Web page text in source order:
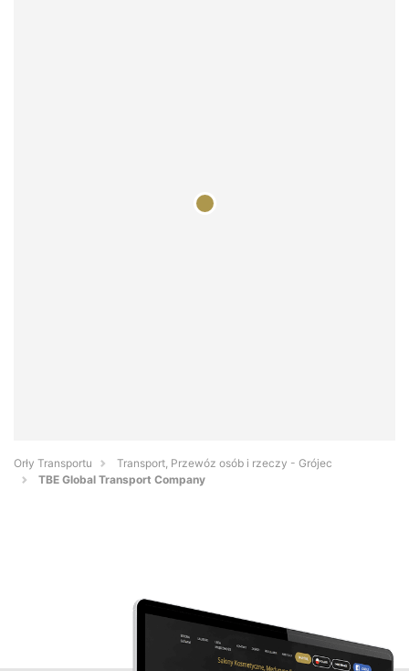
Orły Transportu
Transport, Przewóz osób i rzeczy - Grójec
TBE Global Transport Company